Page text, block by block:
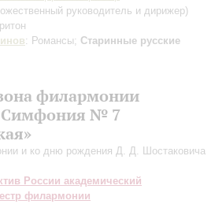
руководитель и дирижер)
: Романсы; Старинные русские
филармонии
Симфония № 7
и ко дню рождения Д. Д. Шостаковича
России академический
филармонии